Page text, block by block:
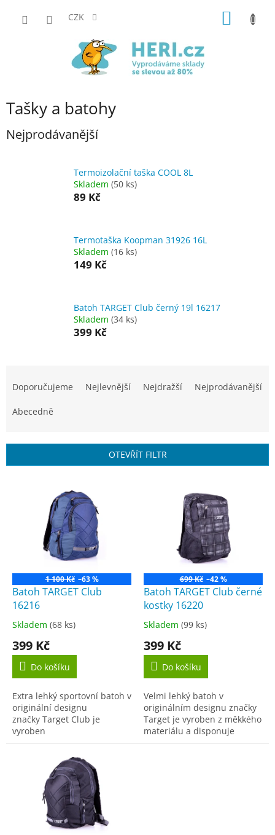
CZK
Tašky a batohy
Nejprodávanější
Termoizolační taška COOL 8L
Skladem (50 ks)
89 Kč
Termotaška Koopman 31926 16L
Skladem (16 ks)
149 Kč
Batoh TARGET Club černý 19l 16217
Skladem (34 ks)
399 Kč
í
r
Doporučujeme Nejlevnější Nejdražší Nejprodávanější
Abecedně
OTEVŘÍT FILTR
o
ů
1 100 Kč –63 %
Batoh TARGET Club
16216
Průměrné
produktu
4,3
5
hvězdiček.
Skladem (68 ks)
399 Kč
Do košíku
Extra lehký sportovní batoh v
originální designu
značky Target Club je
vyroben
z měkkého materiálu a
699 Kč –42 %
Batoh TARGET Club černé
kostky 16220
Průměrné
produktu
3,7
5
hvězdiček.
Skladem (99 ks)
399 Kč
Do košíku
Velmi lehký batoh v
originálním designu značky
Target je vyroben z měkkého
materiálu a disponuje
prostornou komorou a